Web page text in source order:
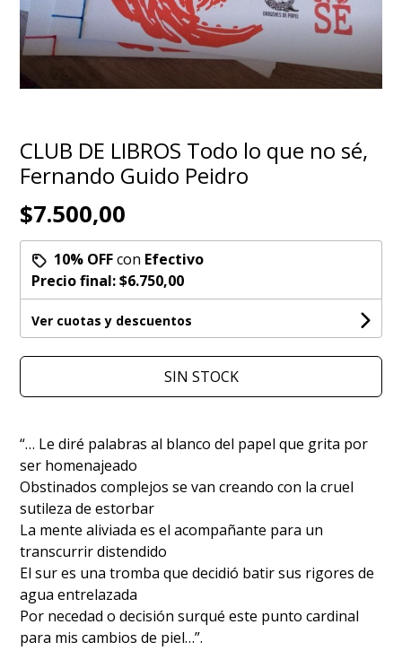
CLUB DE LIBROS Todo lo que no sé,
Fernando Guido Peidro
$7.500,00
10% OFFcon Efectivo
Precio final:$6.750,00
Ver cuotas y descuentos
SIN STOCK
“… Le diré palabras al blanco del papel que grita por
ser homenajeado
Obstinados complejos se van creando con la cruel
sutileza de estorbar
La mente aliviada es el acompañante para un
transcurrir distendido
El sur es una tromba que decidió batir sus rigores de
agua entrelazada
Por necedad o decisión surqué este punto cardinal
para mis cambios de piel…”.